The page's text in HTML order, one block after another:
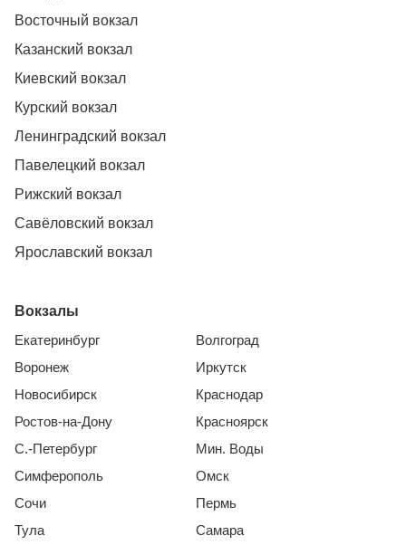
Восточный вокзал
Казанский вокзал
Киевский вокзал
Курский вокзал
Ленинградский вокзал
Павелецкий вокзал
Рижский вокзал
Савёловский вокзал
Ярославский вокзал
Вокзалы
Екатеринбург
Воронеж
Новосибирск
Ростов-на-Дону
С.-Петербург
Симферополь
Сочи
Тула
Волгоград
Иркутск
Краснодар
Красноярск
Мин. Воды
Омск
Пермь
Самара